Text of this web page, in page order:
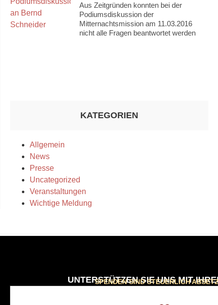
Aus Zeitgründen konnten bei der
Podiumsdiskussion der
Mitternachtsmission am 11.03.2016
nicht alle Fragen beantwortet werden
KATEGORIEN
Allgemein
News
Presse
Uncategorized
Veranstaltungen
Wichtige Meldung
UNTERSTÜTZEN SIE UNS MIT
SPENDEN SIND STEUERLICH